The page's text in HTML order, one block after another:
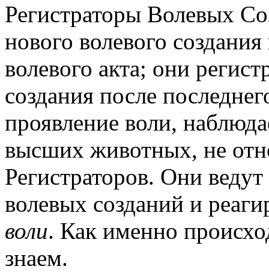
Регистраторы Волевых
нового волевого
волевого акта; они
создания после
проявление воли,
высших животных, не
Регистраторов. Они
волевых созданий и
воли. Как именно
знаем.